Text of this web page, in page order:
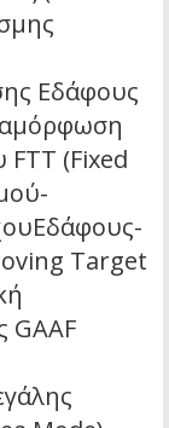
Εδάφους
(Fixed
Target
GAAF